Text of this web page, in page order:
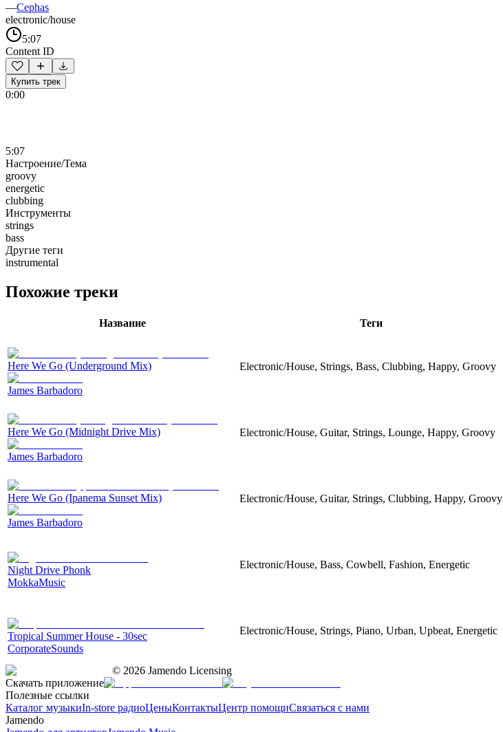
—Cephas
electronic/house
5:07
Content ID
Купить трек
0:00
5:07
Настроение/Тема
groovy
energetic
clubbing
Инструменты
strings
bass
Другие теги
instrumental
Похожие треки
Название Теги
Here We Go (Underground Mix)
James Barbadoro
Electronic/House, Strings, Bass, Clubbing, Happy, Groovy
Here We Go (Midnight Drive Mix)
James Barbadoro
Electronic/House, Guitar, Strings, Lounge, Happy, Groovy
Here We Go (Ipanema Sunset Mix)
James Barbadoro
Electronic/House, Guitar, Strings, Clubbing, Happy, Groovy
Night Drive Phonk
MokkaMusic
Electronic/House, Bass, Cowbell, Fashion, Energetic
Tropical Summer House - 30sec
CorporateSounds
Electronic/House, Strings, Piano, Urban, Upbeat, Energetic
© 2026 Jamendo Licensing
Скачать приложение
Полезные ссылки
Каталог музыкиIn-store радиоЦеныКонтактыЦентр помощиСвязаться с нами
Jamendo